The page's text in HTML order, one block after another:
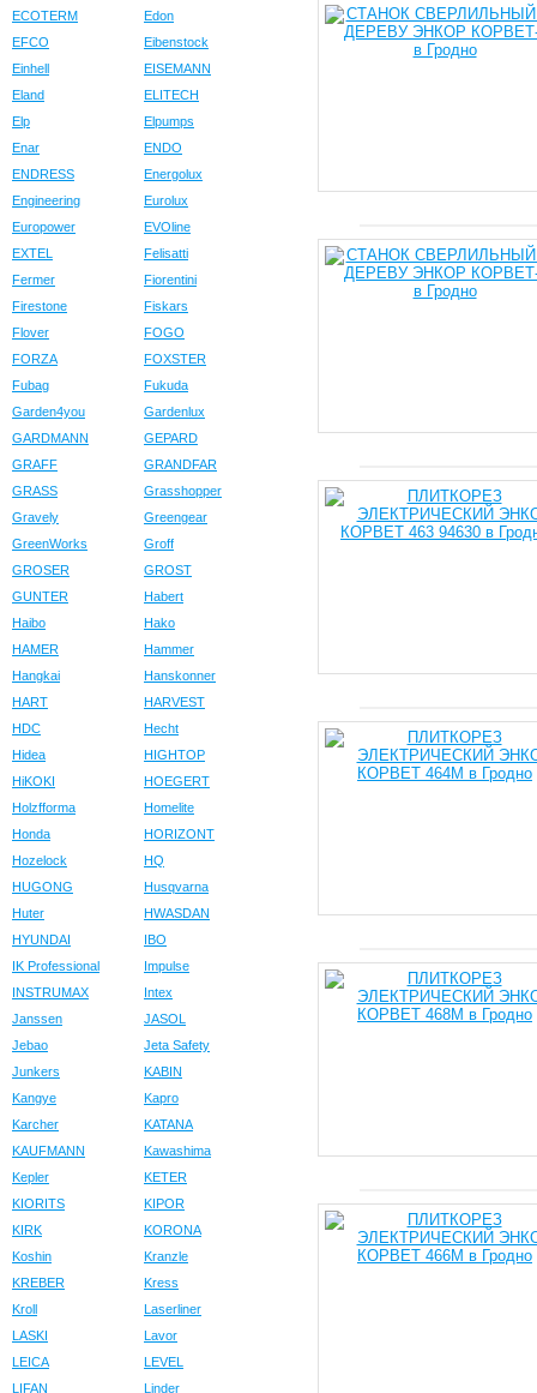
ECOTERM
Edon
EFCO
Eibenstock
Einhell
EISEMANN
Eland
ELITECH
Elp
Elpumps
Enar
ENDO
ENDRESS
Energolux
Engineering
Eurolux
Europower
EVOline
EXTEL
Felisatti
Fermer
Fiorentini
Firestone
Fiskars
Flover
FOGO
FORZA
FOXSTER
Fubag
Fukuda
Garden4you
Gardenlux
GARDMANN
GEPARD
GRAFF
GRANDFAR
GRASS
Grasshopper
Gravely
Greengear
GreenWorks
Groff
GROSER
GROST
GUNTER
Habert
Haibo
Hako
HAMER
Hammer
Hangkai
Hanskonner
HART
HARVEST
HDC
Hecht
Hidea
HIGHTOP
HiKOKI
HOEGERT
Holzfforma
Homelite
Honda
HORIZONT
Hozelock
HQ
HUGONG
Husqvarna
Huter
HWASDAN
HYUNDAI
IBO
IK Professional
Impulse
INSTRUMAX
Intex
Janssen
JASOL
Jebao
Jeta Safety
Junkers
KABIN
Kangye
Kapro
Karcher
KATANA
KAUFMANN
Kawashima
Kepler
KETER
KIORITS
KIPOR
KIRK
KORONA
Koshin
Kranzle
KREBER
Kress
Kroll
Laserliner
LASKI
Lavor
LEICA
LEVEL
LIFAN
Linder